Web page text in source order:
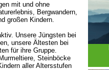
mit und ohne
Bergwandern,
großen Kindern.
Unsere Jüngsten bei
unsere Ältesten bei
für ihre Gruppe.
Steinböcke
aller Altersstufen